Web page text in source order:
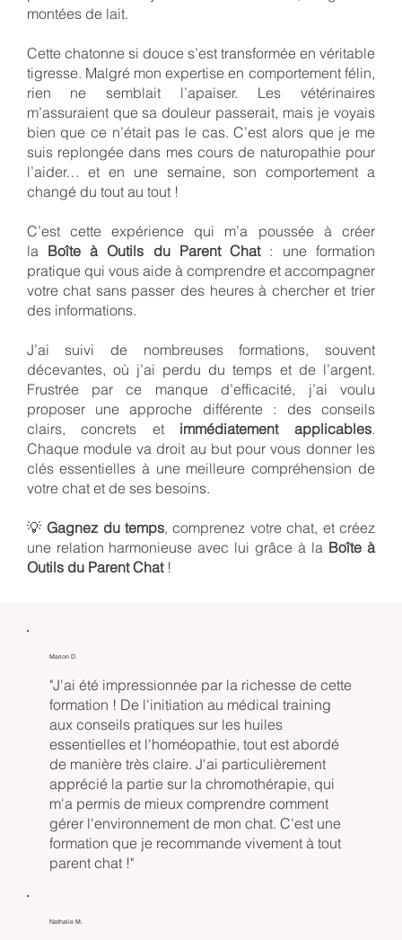
montées de lait.
Cette chatonne si douce s’est transformée en véritable
tigresse. Malgré mon expertise en comportement félin,
rien ne semblait l’apaiser. Les vétérinaires
m’assuraient que sa douleur passerait, mais je voyais
bien que ce n’était pas le cas. C’est alors que je me
suis replongée dans mes cours de naturopathie pour
l’aider… et en une semaine, son comportement a
changé du tout au tout !
C’est cette expérience qui m’a poussée à créer
la Boîte à Outils du Parent Chat: une formation
pratique qui vous aide à comprendre et accompagner
votre chat sans passer des heures à chercher et trier
des informations.
J’ai suivi de nombreuses formations, souvent
décevantes, où j’ai perdu du temps et de l’argent.
Frustrée par ce manque d’efficacité, j’ai voulu
proposer une approche différente : des conseils
clairs, concrets et immédiatement applicables.
Chaque module va droit au but pour vous donner les
clés essentielles à une meilleure compréhension de
votre chat et de ses besoins.
💡Gagnez du temps, comprenez votre chat, et créez
une relation harmonieuse avec lui grâce à la Boîte à
Outils du Parent Chat!
"J'ai été impressionnée par la richesse de cette
formation ! De l'initiation au médical training
aux conseils pratiques sur les huiles
essentielles et l'homéopathie, tout est abordé
de manière très claire. J'ai particulièrement
apprécié la partie sur la chromothérapie, qui
m'a permis de mieux comprendre comment
gérer l'environnement de mon chat. C'est une
formation que je recommande vivement à tout
parent chat !"
Marion D.
Nathalie M.